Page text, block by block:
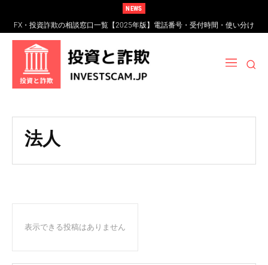
NEWS
FX・投資詐欺の相談窓口一覧【2025年版】電話番号・受付時間・使い分け
完全ガイド
法人
表示できる投稿はありません